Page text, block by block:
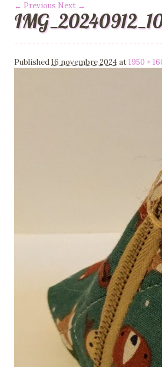
Image navigation
← Previous Next →
Published16 novembre 2024at1950 ×